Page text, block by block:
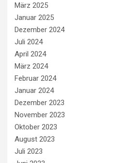
März 2025
Januar 2025
Dezember 2024
Juli 2024
April 2024
März 2024
Februar 2024
Januar 2024
Dezember 2023
November 2023
Oktober 2023
August 2023
Juli 2023